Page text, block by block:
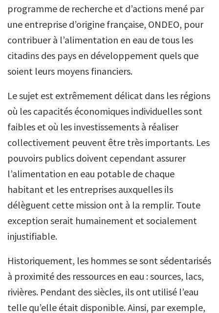
programme de recherche et d’actions mené par
une entreprise d’origine française, ONDEO, pour
contribuer à l’alimentation en eau de tous les
citadins des pays en développement quels que
soient leurs moyens financiers.
Le sujet est extrêmement délicat dans les régions
où les capacités économiques individuelles sont
faibles et où les investissements à réaliser
collectivement peuvent être très importants. Les
pouvoirs publics doivent cependant assurer
l’alimentation en eau potable de chaque
habitant et les entreprises auxquelles ils
délèguent cette mission ont à la remplir. Toute
exception serait humainement et socialement
injustifiable.
Historiquement, les hommes se sont sédentarisés
à proximité des ressources en eau : sources, lacs,
rivières. Pendant des siècles, ils ont utilisé l’eau
telle qu’elle était disponible. Ainsi, par exemple,